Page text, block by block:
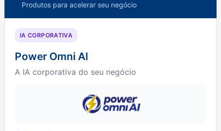
Produtos para acelerar seu negócio
IA CORPORATIVA
Power Omni AI
A IA corporativa do seu negócio